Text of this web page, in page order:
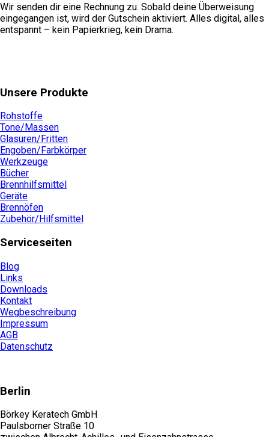
Wir senden dir eine Rechnung zu. Sobald deine Überweisung
eingegangen ist, wird der Gutschein aktiviert. Alles digital, alles
entspannt – kein Papierkrieg, kein Drama.
Unsere Produkte
Rohstoffe
Tone/Massen
Glasuren/Fritten
Engoben/Farbkörper
Werkzeuge
Bücher
Brennhilfsmittel
Geräte
Brennöfen
Zubehör/Hilfsmittel
Serviceseiten
Blog
Links
Downloads
Kontakt
Wegbeschreibung
Impressum
AGB
Datenschutz
Berlin
Börkey Keratech GmbH
Paulsborner Straße 10